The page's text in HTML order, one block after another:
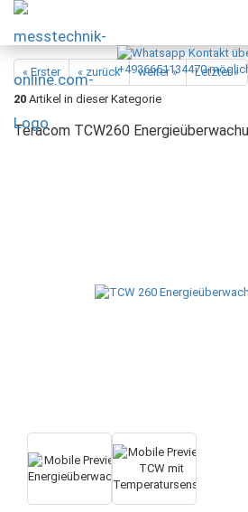
« Erster « zurück weiter »
Letzter »
20 Artikel in dieser Kategorie
Teracom TCW260